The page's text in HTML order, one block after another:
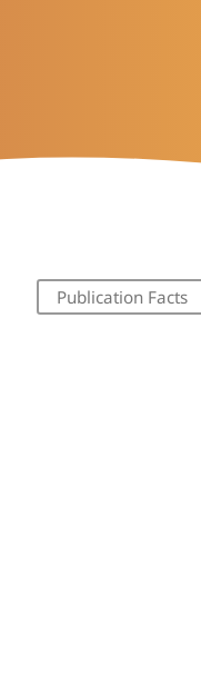
Publication Facts